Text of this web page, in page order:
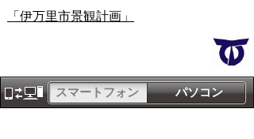
「伊万里市景観計画」
パソコン
スマートフォン